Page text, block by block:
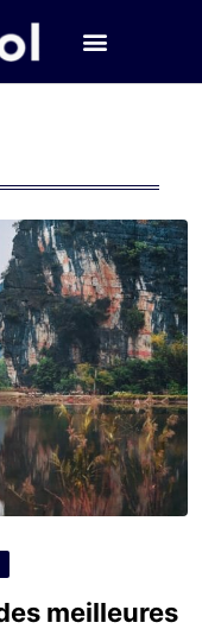
meilleures